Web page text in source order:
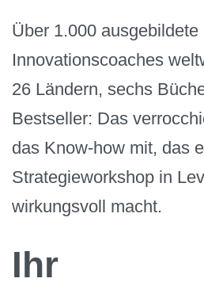
Über 1.000 ausgebildete
Innovationscoaches
26 Ländern, sechs
Bestseller: Das
das Know-how mit, das
Strategieworkshop in
wirkungsvoll macht.
Ihr